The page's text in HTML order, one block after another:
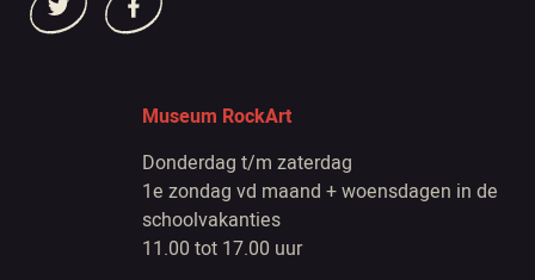
Museum RockArt
Donderdag t/m zaterdag
1e zondag vd maand + woensdagen in de
schoolvakanties
11.00 tot 17.00 uur